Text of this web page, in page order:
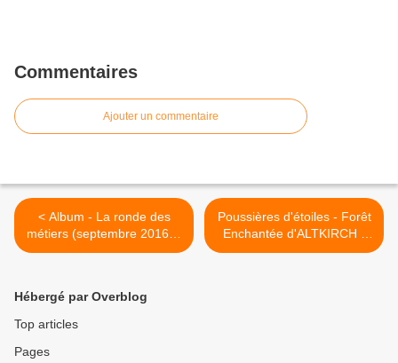
Commentaires
Ajouter un commentaire
< Album - La ronde des
métiers (septembre 2016) -
Rendez-vous chez les
Poussières d'étoiles - Forêt
Enchantée d'ALTKIRCH -
17 décembre 2016 >
Hébergé par Overblog
Top articles
Pages